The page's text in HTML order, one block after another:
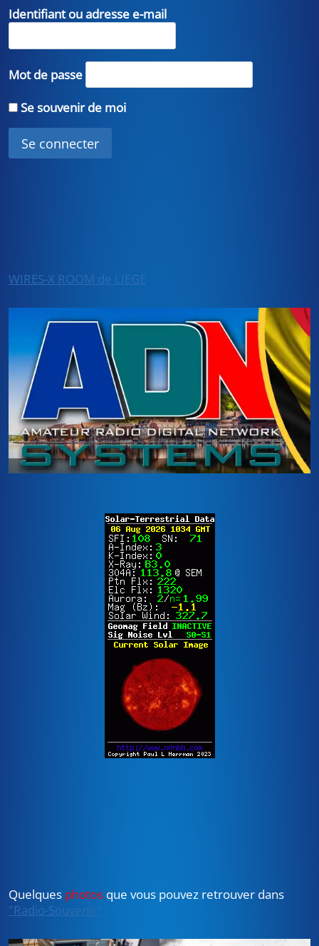
Identifiant ou adresse e-mail
Mot de passe
Se souvenir de moi
WIRES-X ROOM de LIEGE
Quelques photosque vous pouvez retrouver dans
"Radio-Souvenir"